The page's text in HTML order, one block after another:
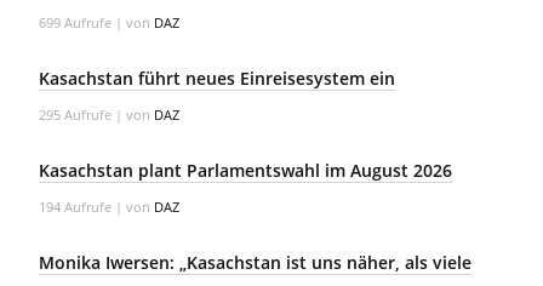
699 Aufrufe | von DAZ
Kasachstan führt neues Einreisesystem ein
295 Aufrufe | von DAZ
Kasachstan plant Parlamentswahl im August 2026
194 Aufrufe | von DAZ
Monika Iwersen: „Kasachstan ist uns näher, als viele